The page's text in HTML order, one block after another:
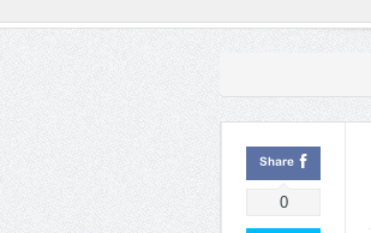
Share
0